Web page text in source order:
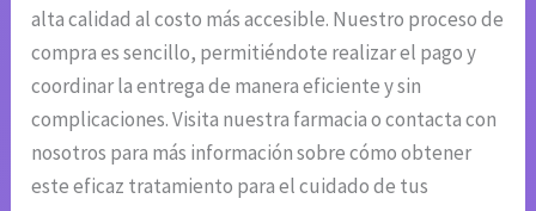
alta calidad al costo más accesible. Nuestro proceso de
compra es sencillo, permitiéndote realizar el pago y
coordinar la entrega de manera eficiente y sin
complicaciones. Visita nuestra farmacia o contacta con
nosotros para más información sobre cómo obtener
este eficaz tratamiento para el cuidado de tus